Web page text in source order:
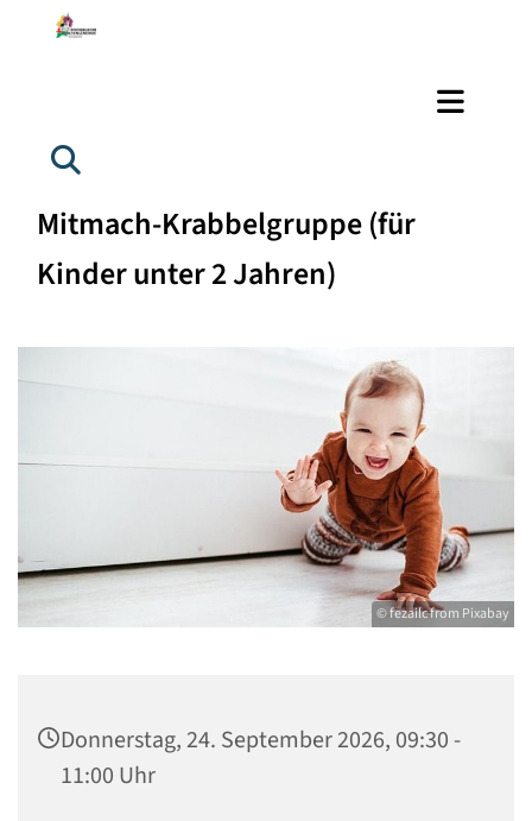
Mitmach-Krabbelgruppe (für
Kinder unter 2 Jahren)
© fezailc from Pixabay
Donnerstag, 24. September 2026, 09:30 -
11:00 Uhr